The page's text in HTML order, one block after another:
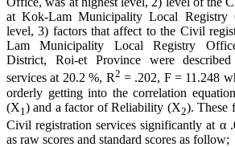
at Kok-Lam Municipality Local Registry
level, 3) factors that affect to the Civil
Lam Municipality Local Registry
District, Roi-et Province were
services at 20.2 %, R2 = .202, F = 11.248
orderly getting into the correlation
(X1 ) and a factor of Reliability (X2). These
Civil registration services significantly at α
as raw scores and standard scores as follow;